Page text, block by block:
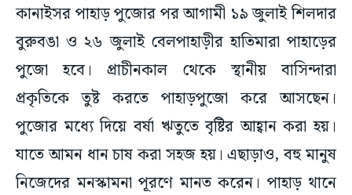
কানাইসর পাহাড় পুজোর পর আগামী ১৯ জুলাই শিলদার
বুরুবঙা ও ২৬ জুলাই বেলপাহাড়ীর হাতিমারা পাহাড়ের
পুজো হবে। প্রাচীনকাল থেকে স্থানীয় বাসিন্দারা
প্রকৃতিকে তুষ্ট করতে পাহাড়পুজো করে আসছেন।
পুজোর মধ্যে দিয়ে বর্ষা ঋতুতে বৃষ্টির আহ্বান করা হয়।
যাতে আমন ধান চাষ করা সহজ হয়। এছাড়াও, বহু মানুষ
নিজেদের মনস্কামনা পূরণে মানত করেন। পাহাড় থানে